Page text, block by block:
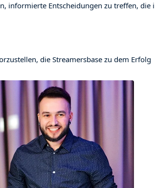
informierte Entscheidungen zu treffen, die
die Streamersbase zu dem Erfolg